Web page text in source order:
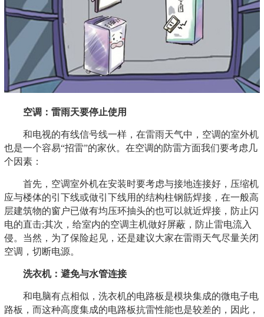
空调：雷雨天要停止使用
和电视的有线信号线一样，在雷雨天气中，空调的室外机
也是一个容易“招雷”的家伙。在空调的防雷方面我们要考虑几
个因素：
首先，空调室外机在安装时要考虑与接地连接好，压缩机
应与楼体的引下线或做引下线用的结构柱钢筋焊接，在一般高
层建筑物的窗户已做有均压环抽头的也可以就近焊接，防止闪
电的直击;其次，给室内的空调主机做好屏蔽，防止雷电流入
侵。当然，为了保险起见，还是建议大家在雷雨天气尽量关闭
空调，切断电源。
洗衣机：避免与水管连接
和电脑有点相似，洗衣机的电路板是模块集成的微电子电
路板，而这种高度集成的电路板抗雷性能也是较差的，因此，